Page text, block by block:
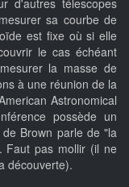
sa courbe de
est fixe où si elle
le cas échéant
la masse de
à une réunion de la
Astronomical
possède un
Brown parle de "la
Faut pas mollir (il ne
découverte).